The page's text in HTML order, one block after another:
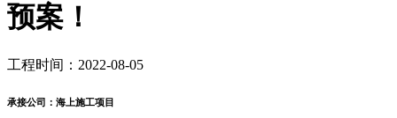
预案！
工程时间：2022-08-05
承接公司：海上施工项目